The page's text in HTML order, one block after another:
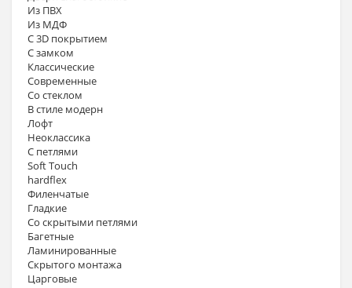
Из ПВХ
Из МДФ
С 3D покрытием
С замком
Классические
Современные
Со стеклом
В стиле модерн
Лофт
Неоклассика
С петлями
Soft Touch
hardflex
Филенчатые
Гладкие
Со скрытыми петлями
Багетные
Ламинированные
Скрытого монтажа
Царговые